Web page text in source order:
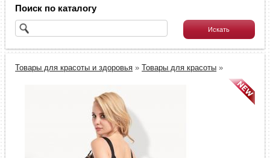
Поиск по каталогу
Товары для красоты и здоровья »Товары для красоты »